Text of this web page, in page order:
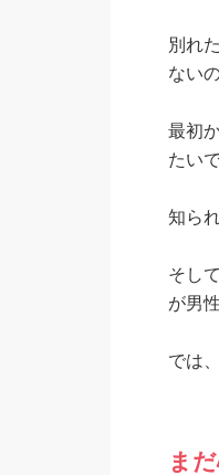
別れ
ない
最初
たい
知ら
そし
が男
では
ま